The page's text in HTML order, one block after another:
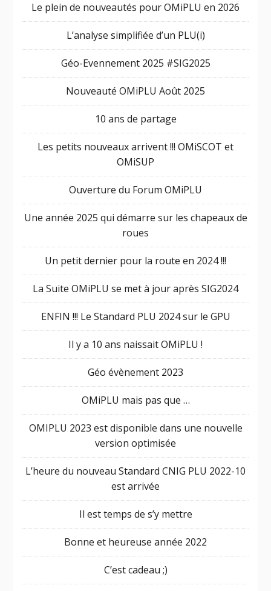
Le plein de nouveautés pour OMiPLU en 2026
L’analyse simplifiée d’un PLU(i)
Géo-Evennement 2025 #SIG2025
Nouveauté OMiPLU Août 2025
10 ans de partage
Les petits nouveaux arrivent !!! OMiSCOT et
OMiSUP
Ouverture du Forum OMiPLU
Une année 2025 qui démarre sur les chapeaux de
roues
Un petit dernier pour la route en 2024 !!!
La Suite OMiPLU se met à jour après SIG2024
ENFIN !!! Le Standard PLU 2024 sur le GPU
Il y a 10 ans naissait OMiPLU !
Géo évènement 2023
OMiPLU mais pas que …
OMIPLU 2023 est disponible dans une nouvelle
version optimisée
L’heure du nouveau Standard CNIG PLU 2022-10
est arrivée
Il est temps de s’y mettre
Bonne et heureuse année 2022
C’est cadeau ;)